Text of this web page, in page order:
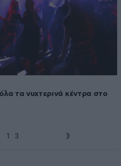
τα νυχτερινά κέντρα στο
1 3